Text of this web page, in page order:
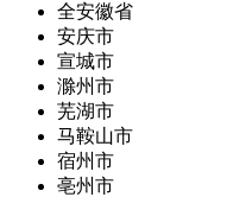
全安徽省
安庆市
宣城市
滁州市
芜湖市
马鞍山市
宿州市
亳州市